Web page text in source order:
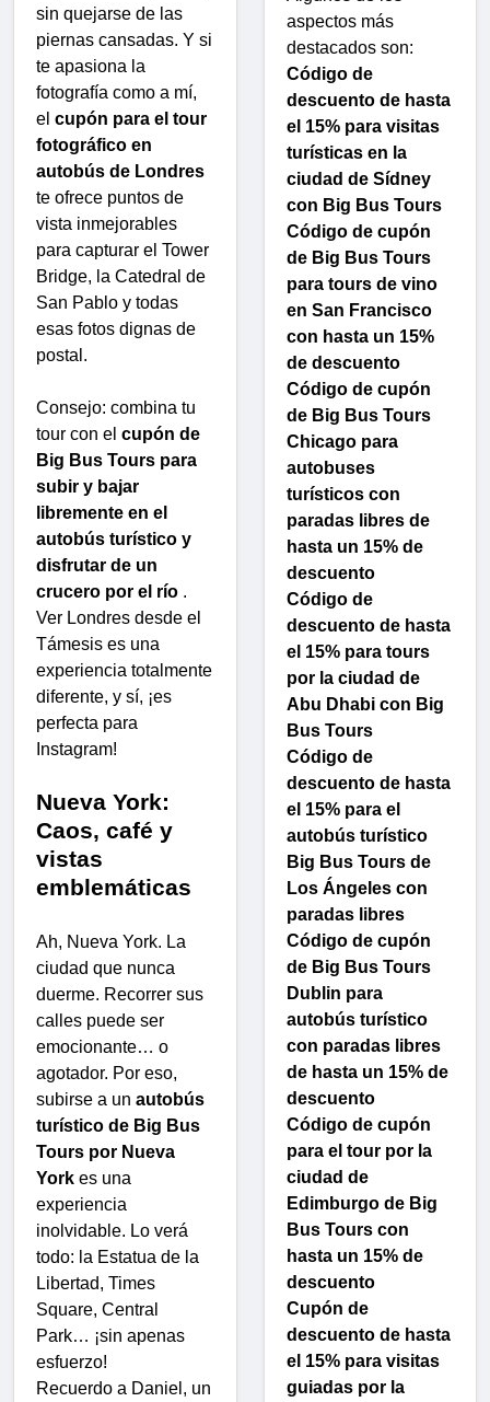
sin quejarse de las
piernas cansadas. Y si
te apasiona la
fotografía como a mí,
el cupón para el tour
fotográfico en
autobús de Londres
te ofrece puntos de
vista inmejorables
para capturar el Tower
Bridge, la Catedral de
San Pablo y todas
esas fotos dignas de
postal.
Consejo: combina tu
tour con el cupón de
Big Bus Tours para
subir y bajar
libremente en el
autobús turístico y
disfrutar de un
crucero por el río .
Ver Londres desde el
Támesis es una
experiencia totalmente
diferente, y sí, ¡es
perfecta para
Instagram!
Nueva York:
Caos, café y
vistas
emblemáticas
Ah, Nueva York. La
ciudad que nunca
duerme. Recorrer sus
calles puede ser
emocionante… o
agotador. Por eso,
subirse a un autobús
turístico de Big Bus
Tours por Nueva
York es una
experiencia
inolvidable. Lo verá
todo: la Estatua de la
Libertad, Times
Square, Central
Park… ¡sin apenas
esfuerzo!
Recuerdo a Daniel, un
aspectos más
destacados son:
Código de
descuento de hasta
el 15% para visitas
turísticas en la
ciudad de Sídney
con Big Bus Tours
Código de cupón
de Big Bus Tours
para tours de vino
en San Francisco
con hasta un 15%
de descuento
Código de cupón
de Big Bus Tours
Chicago para
autobuses
turísticos con
paradas libres de
hasta un 15% de
descuento
Código de
descuento de hasta
el 15% para tours
por la ciudad de
Abu Dhabi con Big
Bus Tours
Código de
descuento de hasta
el 15% para el
autobús turístico
Big Bus Tours de
Los Ángeles con
paradas libres
Código de cupón
de Big Bus Tours
Dublin para
autobús turístico
con paradas libres
de hasta un 15% de
descuento
Código de cupón
para el tour por la
ciudad de
Edimburgo de Big
Bus Tours con
hasta un 15% de
descuento
Cupón de
descuento de hasta
el 15% para visitas
guiadas por la